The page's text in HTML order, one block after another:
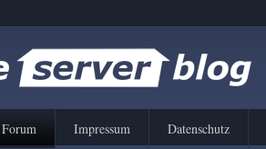
Forum Impressum Datenschutz